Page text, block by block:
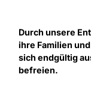
Durch unsere
ihre Familien
sich endgültig
befreien.